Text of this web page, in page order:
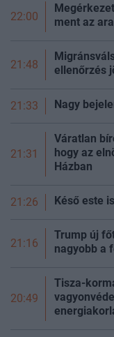
22:00
ment az
21:48
ellenőrzés
21:33 Nagy
21:31
Váratlan
hogy az
Házban
21:26 Késő este
21:16
Trump új
nagyobb a
20:49
Tisza-